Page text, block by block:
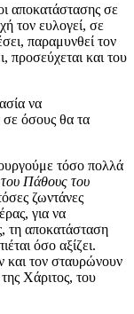
αποκατάστασης σε
τον ευλογεί, σε
παραμυνθεί τον
προσεύχεται και του
να
σε όσους θα τα
τόσο πολλά
Πάθους του
ζωντάνες
για να
τη αποκατάσταση
όσο αξίζει.
και τον σταυρώνουν
της Χάριτος, του